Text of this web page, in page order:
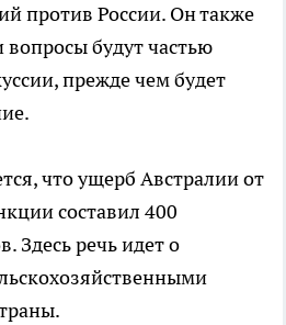
против России. Он также
вопросы будут частью
прежде чем будет
что ущерб Австралии от
составил 400
Здесь речь идет о